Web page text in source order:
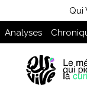
Qui
Analyses